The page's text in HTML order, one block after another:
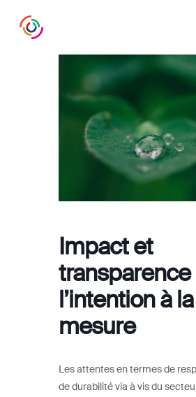
Impact et
transparence
l’intention à la
mesure
Les attentes en termes de
de durabilité via à vis du